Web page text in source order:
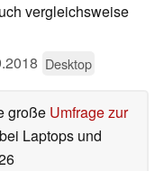
vergleichsweise
Desktop
große Umfrage zur
Laptops und